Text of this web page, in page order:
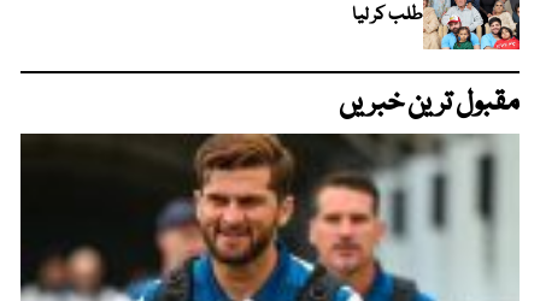
طلب کر لیا
مقبول ترین خبریں